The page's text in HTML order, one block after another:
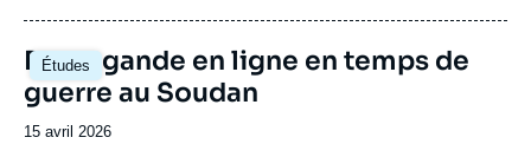
publication
Études
Image
principale
Propagande en ligne en temps de
guerre au Soudan
Date
15 avril 2026